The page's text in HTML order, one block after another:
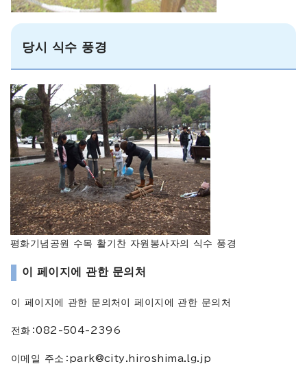
당시 식수 풍경
평화기념공원 수목 활기찬 자원봉사자의 식수 풍경
이 페이지에 관한 문의처
이 페이지에 관한 문의처이 페이지에 관한 문의처
전화：082-504-2396
이메일 주소： park@city.hiroshima.lg.jp